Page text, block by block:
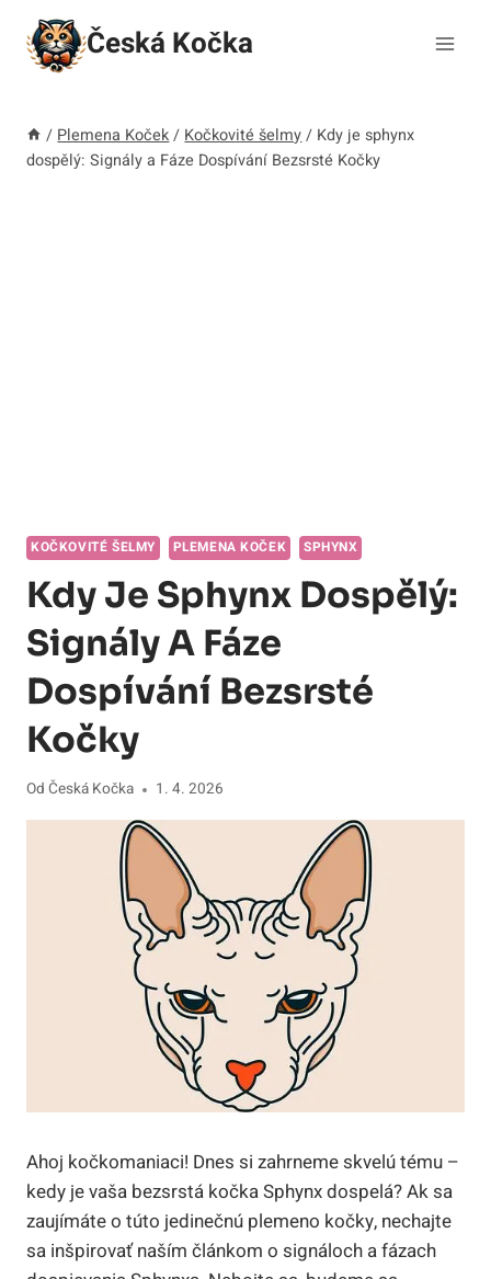
Přeskočit
obsah
Česká Kočka
/ Plemena Koček / Kočkovité šelmy / Kdy je sphynx
dospělý: Signály a Fáze Dospívání Bezsrsté Kočky
KOČKOVITÉ ŠELMY PLEMENA KOČEK SPHYNX
Kdy Je Sphynx Dospělý:
Signály A Fáze
Dospívání Bezsrsté
Kočky
Od Česká Kočka 1. 4. 2026
Ahoj kočkomaniaci! Dnes si zahrneme skvelú tému –
kedy je vaša bezsrstá kočka Sphynx dospelá? Ak sa
zaujímáte o túto jedinečnú plemeno kočky, nechajte
sa inšpirovať naším článkom o signáloch a fázach